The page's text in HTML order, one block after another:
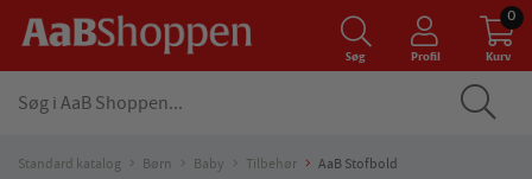
Søg Profil Kurv
0
Standard katalog Børn Baby Tilbehør AaB Stofbold